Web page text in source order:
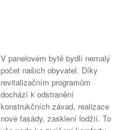
V panelovém bytě bydlí nemalý
počet našich obyvatel. Díky
revitalizačním programům
dochází k odstranění
konstrukčních závad, realizace
nové fasády, zasklení lodžií. To